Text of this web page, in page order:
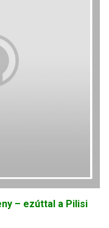
– ezúttal a Pilisi